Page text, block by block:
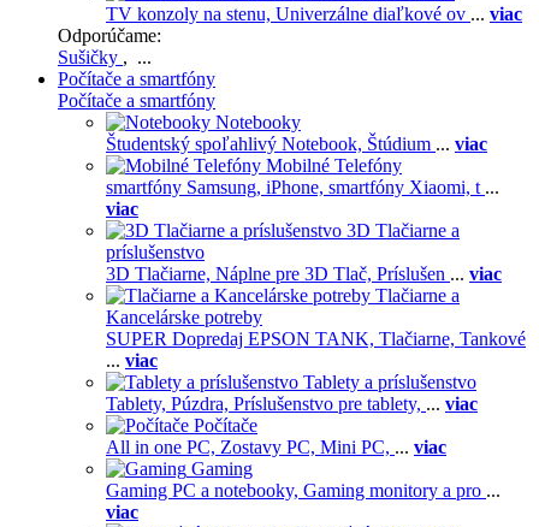
TV konzoly na stenu, Univerzálne diaľkové ov ... viac
Odporúčame:
Sušičky , ...
Počítače a smartfóny
Počítače a smartfóny
Notebooky
Študentský spoľahlivý Notebook, Štúdium ... viac
Mobilné Telefóny
smartfóny Samsung, iPhone, smartfóny Xiaomi, t ...
viac
3D Tlačiarne a
príslušenstvo
3D Tlačiarne, Náplne pre 3D Tlač, Príslušen ... viac
Tlačiarne a
Kancelárske potreby
SUPER Dopredaj EPSON TANK, Tlačiarne, Tankové
... viac
Tablety a príslušenstvo
Tablety, Púzdra, Príslušenstvo pre tablety, ... viac
Počítače
All in one PC, Zostavy PC, Mini PC, ... viac
Gaming
Gaming PC a notebooky, Gaming monitory a pro ...
viac